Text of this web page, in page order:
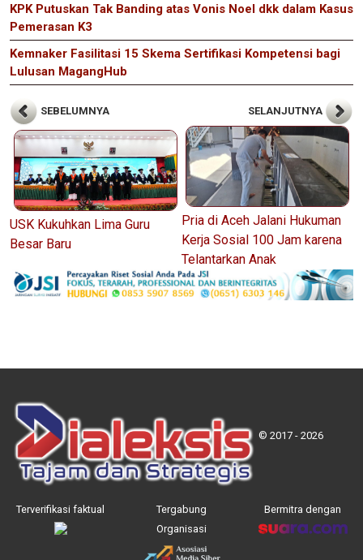
KPK Putuskan Tak Banding atas Vonis Noel dkk dalam Kasus
Pemerasan K3
Kemnaker Fasilitasi 15 Skema Sertifikasi Kompetensi bagi
Lulusan MagangHub
SEBELUMNYA
USK Kukuhkan Lima Guru
Besar Baru
SELANJUTNYA
Pria di Aceh Jalani Hukuman
Kerja Sosial 100 Jam karena
Telantarkan Anak
© 2017 - 2026
Terverifikasi faktual
Tergabung
Organisasi
Bermitra dengan